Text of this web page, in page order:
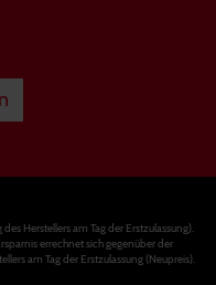
Herstellers am Tag der Erstzulassung).
errechnet sich gegenüber der
am Tag der Erstzulassung (Neupreis).